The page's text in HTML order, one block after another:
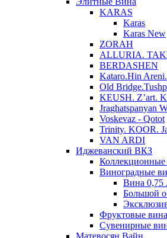
KARAS
Karas
Karas New
ZORAH
ALLURIA.
BERDASHEN
Kataro.Hin
Old
KEUSH. Z’art.
Jraghatspanyan
Voskevaz - Qotot
Trinity. KOOR.
VAN ARDI
Иджеванский ВКЗ
Коллекционные
Виноградные
Вина 0,75
Большой
Фруктовые вина
Cувенирные
Матевосян Вайн